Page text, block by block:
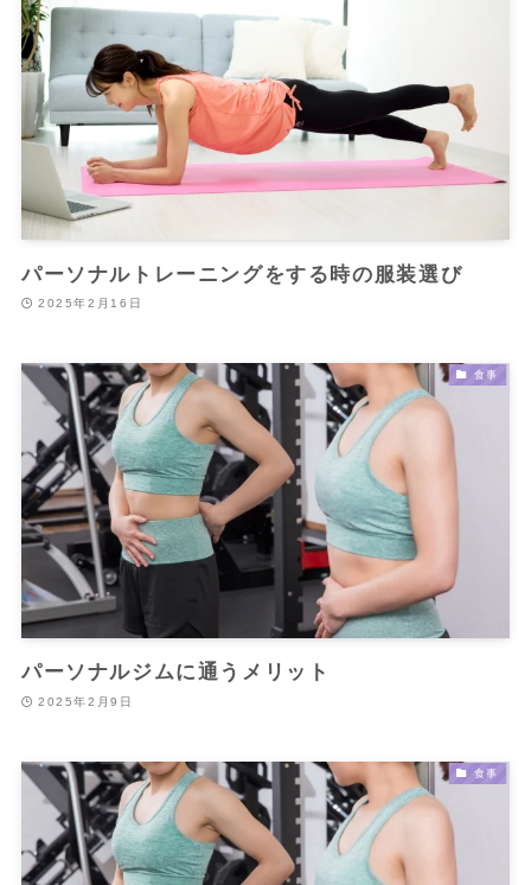
パーソナルトレーニングをする時の服装選び
2025年2月16日
食事
パーソナルジムに通うメリット
2025年2月9日
食事